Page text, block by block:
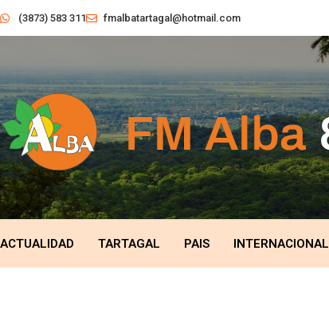
(3873) 583 311 fmalbatartagal@hotmail.com
ACTUALIDAD TARTAGAL PAIS INTERNACIONAL